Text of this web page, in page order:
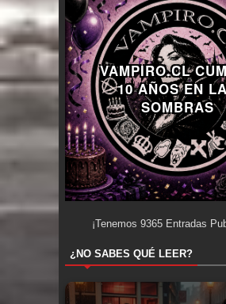
VAMPIRO.CL
10 AÑOS EN
SOMBRAS
¡Tenemos 9365Entradas
¿NO SABES QUÉ LEER?